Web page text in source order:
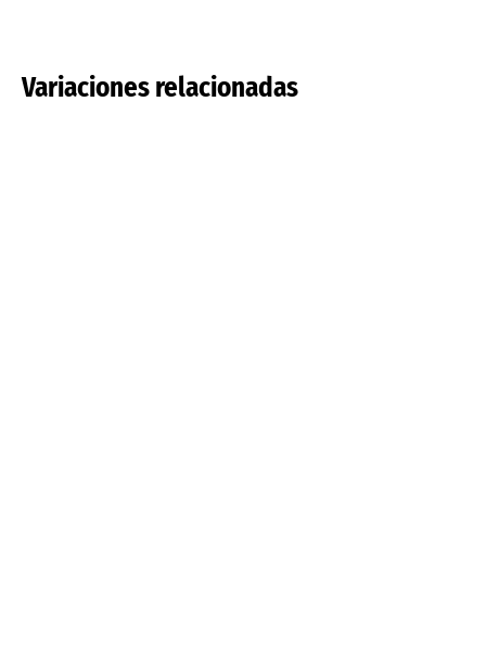
Variaciones relacionadas